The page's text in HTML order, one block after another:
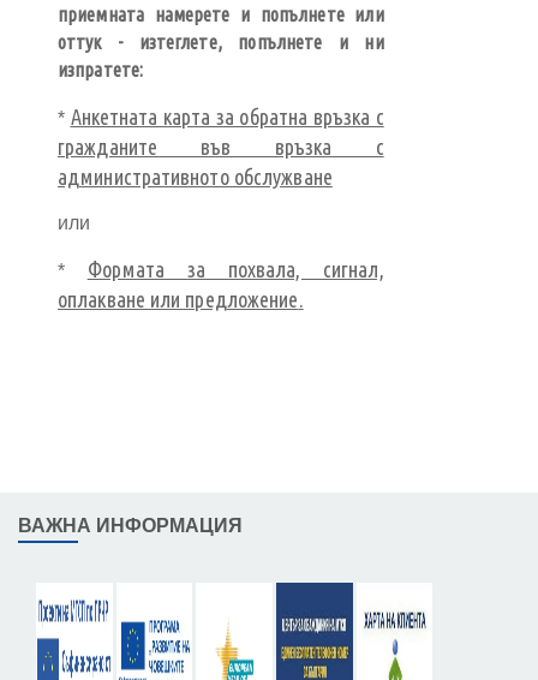
приемната намерете и попълнете или
оттук - изтеглете, попълнете и ни
изпратете:
* Анкетната карта за обратна връзка с
гражданите във връзка с
административното обслужване
или
*
Формата за похвала, сигнал,
оплакване или предложение.
ВАЖНА ИНФОРМАЦИЯ